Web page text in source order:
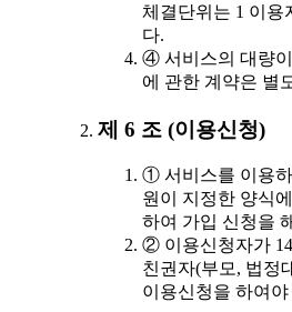
체결단위는 1 이용
다.
④ 서비스의 대량
에 관한 계약은 별
제 6 조 (이용신청)
① 서비스를 이용
원이 지정한 양식
하여 가입 신청을
② 이용신청자가
친권자(부모, 법정
이용신청을 하여야